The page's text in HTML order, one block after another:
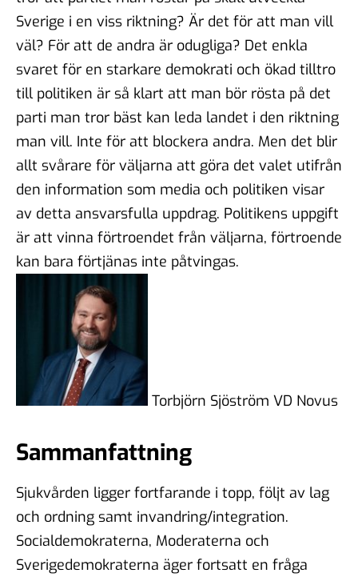
Sverige i en viss riktning? Är det för att man vill
väl? För att de andra är odugliga? Det enkla
svaret för en starkare demokrati och ökad tilltro
till politiken är så klart att man bör rösta på det
parti man tror bäst kan leda landet i den riktning
man vill. Inte för att blockera andra. Men det blir
allt svårare för väljarna att göra det valet utifrån
den information som media och politiken visar
av detta ansvarsfulla uppdrag. Politikens uppgift
är att vinna förtroendet från väljarna, förtroende
kan bara förtjänas inte påtvingas.
Torbjörn Sjöström VD Novus
Sammanfattning
Sjukvården ligger fortfarande i topp, följt av lag
och ordning samt invandring/integration.
Socialdemokraterna, Moderaterna och
Sverigedemokraterna äger fortsatt en fråga